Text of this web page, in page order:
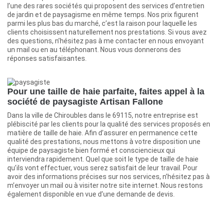
l’une des rares sociétés qui proposent des services d’entretien
de jardin et de paysagisme en même temps. Nos prix figurent
parmi les plus bas du marché, c’est la raison pour laquelle les
clients choisissent naturellement nos prestations. Si vous avez
des questions, n’hésitez pas à me contacter en nous envoyant
un mail ou en au téléphonant. Nous vous donnerons des
réponses satisfaisantes.
Pour une taille de haie parfaite, faites appel à la
société de paysagiste Artisan Fallone
Dans la ville de Chiroubles dans le 69115, notre entreprise est
plébiscité par les clients pour la qualité des services proposés en
matière de taille de haie. Afin d’assurer en permanence cette
qualité des prestations, nous mettons à votre disposition une
équipe de paysagiste bien formé et consciencieux qui
interviendra rapidement. Quel que soit le type de taille de haie
qu’ils vont effectuer, vous serez satisfait de leur travail. Pour
avoir des informations précises sur nos services, n’hésitez pas à
m’envoyer un mail ou à visiter notre site internet. Nous restons
également disponible en vue d’une demande de devis.